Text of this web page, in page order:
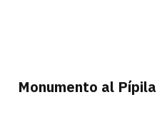
Monumento al Pípila